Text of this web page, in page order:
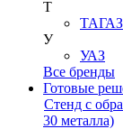
Т
ТАГАЗ
У
УАЗ
Все бренды
Готовые
Стенд с
30 металла)